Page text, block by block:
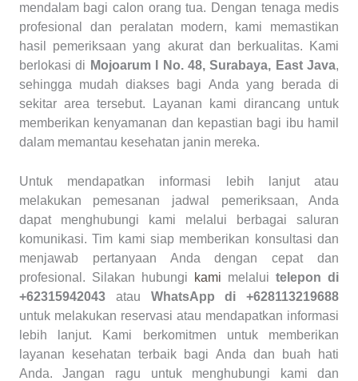
mendalam bagi calon orang tua. Dengan tenaga medis
profesional dan peralatan modern, kami memastikan
hasil pemeriksaan yang akurat dan berkualitas. Kami
berlokasi di Mojoarum I No. 48, Surabaya, East Java,
sehingga mudah diakses bagi Anda yang berada di
sekitar area tersebut. Layanan kami dirancang untuk
memberikan kenyamanan dan kepastian bagi ibu hamil
dalam memantau kesehatan janin mereka.
Untuk mendapatkan informasi lebih lanjut atau
melakukan pemesanan jadwal pemeriksaan, Anda
dapat menghubungi kami melalui berbagai saluran
komunikasi. Tim kami siap memberikan konsultasi dan
menjawab pertanyaan Anda dengan cepat dan
profesional. Silakan hubungi
kami melaluitelepon di
+62315942043atau WhatsApp di +628113219688
untuk melakukan reservasi atau mendapatkan informasi
lebih lanjut. Kami berkomitmen untuk memberikan
layanan kesehatan terbaik bagi Anda dan buah hati
Anda. Jangan ragu untuk menghubungi kami dan